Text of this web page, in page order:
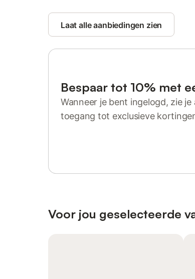
Laat alle aanbiedingen zien
Bespaar tot 10% met
Wanneer je bent ingelogd, zie
toegang tot exclusieve
Voor jou geselecteerde